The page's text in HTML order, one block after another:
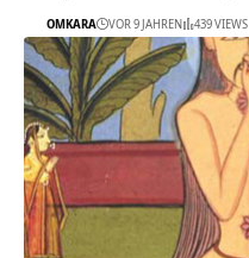
OMKARA VOR 9 JAHREN 439 VIEWS